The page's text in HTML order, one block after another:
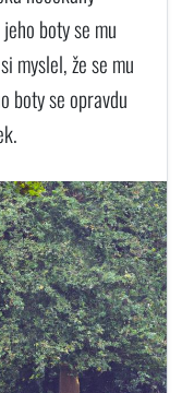
boty se mu
myslel, že se mu
boty se opravdu